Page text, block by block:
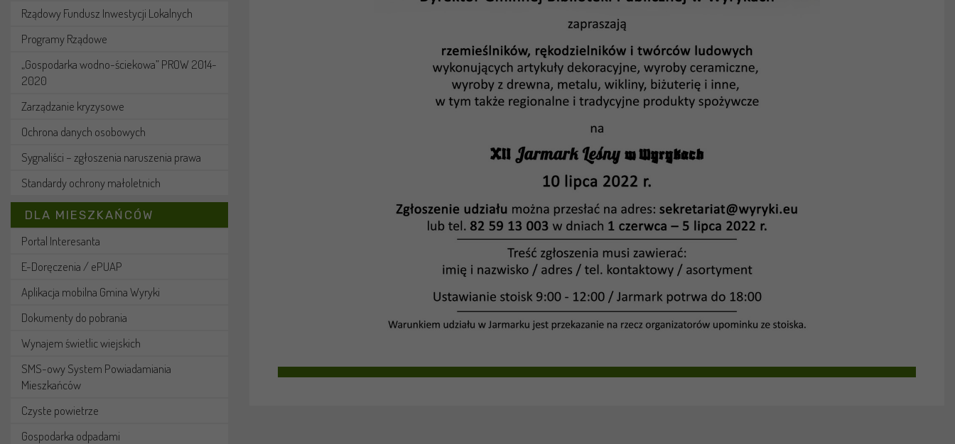
Rządowy Fundusz Inwestycji Lokalnych
Programy Rządowe
„Gospodarka wodno-ściekowa” PROW 2014-
2020
Zarządzanie kryzysowe
Ochrona danych osobowych
Sygnaliści – zgłoszenia naruszenia prawa
Standardy ochrony małoletnich
DLA MIESZKAŃCÓW
Portal Interesanta
E-Doręczenia / ePUAP
Aplikacja mobilna Gmina Wyryki
Dokumenty do pobrania
Wynajem świetlic wiejskich
SMS-owy System Powiadamiania
Mieszkańców
Czyste powietrze
Gospodarka odpadami